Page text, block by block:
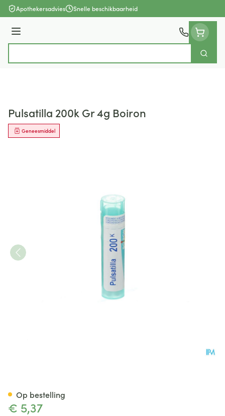
Ga naar de inhoud
Apothekersadvies Snelle beschikbaarheid
Menu
Zoek
Pulsatilla 200k Gr 4g Boiron
Geneesmiddel
€ 5,37
Op bestelling